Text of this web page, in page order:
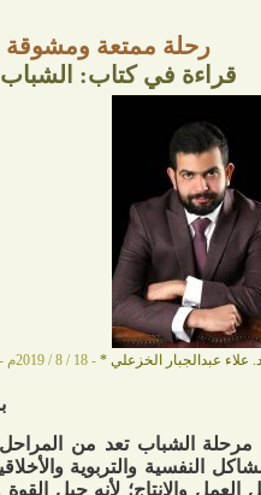
رحلة ممتعة ومشوقة
قراءة في كتاب: الشباب
د. علاء عبدالجبار الخزعلي * - 18 / 8 / 2019م - 10:59 ص
مرحلة الشباب تعد من المراحل
النفسية والتربوية
العمل والإنتاج؛ لأنه جيل